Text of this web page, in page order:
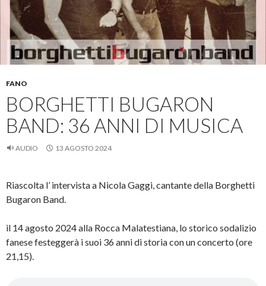
FANO
BORGHETTI BUGARON
BAND: 36 ANNI DI MUSICA
AUDIO 13 AGOSTO 2024
Riascolta l’ intervista a Nicola Gaggi, cantante della Borghetti
Bugaron Band.
il 14 agosto 2024 alla Rocca Malatestiana, lo storico sodalizio
fanese festeggerà i suoi 36 anni di storia con un concerto (ore
21,15).